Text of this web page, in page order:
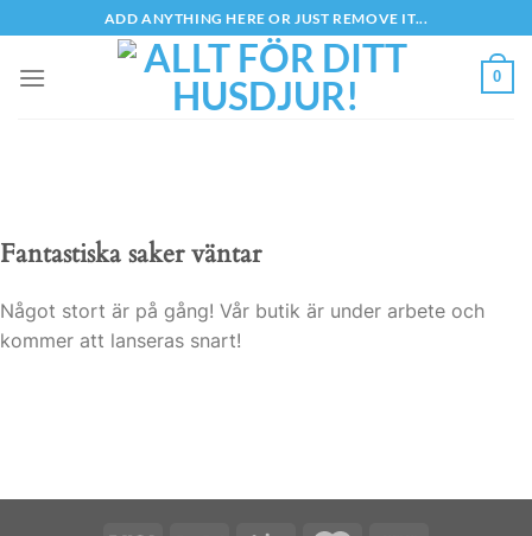
to
content
ADD ANYTHING HERE OR JUST REMOVE IT...
0
Fantastiska saker väntar
Något stort är på gång! Vår butik är under arbete och
kommer att lanseras snart!